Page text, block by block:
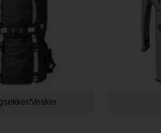
Vesker